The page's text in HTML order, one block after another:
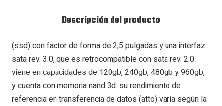
Descripción del producto
(ssd) con factor de forma de 2,5 pulgadas y una interfaz
sata rev. 3.0, que es retrocompatible con sata rev. 2.0.
viene en capacidades de 120gb, 240gb, 480gb y 960gb,
y cuenta con memoria nand 3d. su rendimiento de
referencia en transferencia de datos (atto) varía según la